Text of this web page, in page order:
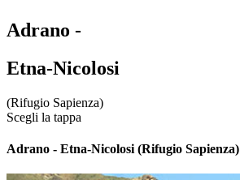
Adrano -
Etna-Nicolosi
(Rifugio Sapienza)
Scegli la tappa
Adrano - Etna-Nicolosi (Rifugio Sapienza)